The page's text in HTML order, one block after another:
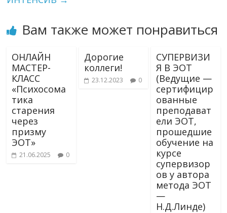
Вам также может понравиться
ОНЛАЙН
МАСТЕР-
КЛАСС
«Психосома
тика
старения
через
призму
ЭОТ»
21.06.2025 0
Дорогие
коллеги!⠀
23.12.2023 0
СУПЕРВИЗИ
Я В ЭОТ
(Ведущие —
сертифицир
ованные
преподават
ели ЭОТ,
прошедшие
обучение на
курсе
супервизор
ов у автора
метода ЭОТ
—
Н.Д.Линде)